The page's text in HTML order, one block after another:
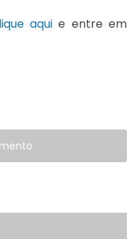
aqui e entre em